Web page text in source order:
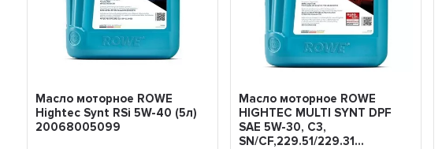
Масло моторное ROWE
Hightec Synt RSi 5W-40 (5л)
20068005099
Масло моторное ROWE
HIGHTEC MULTI SYNT DPF
SAE 5W-30, C3,
SN/CF,229.51/229.31...